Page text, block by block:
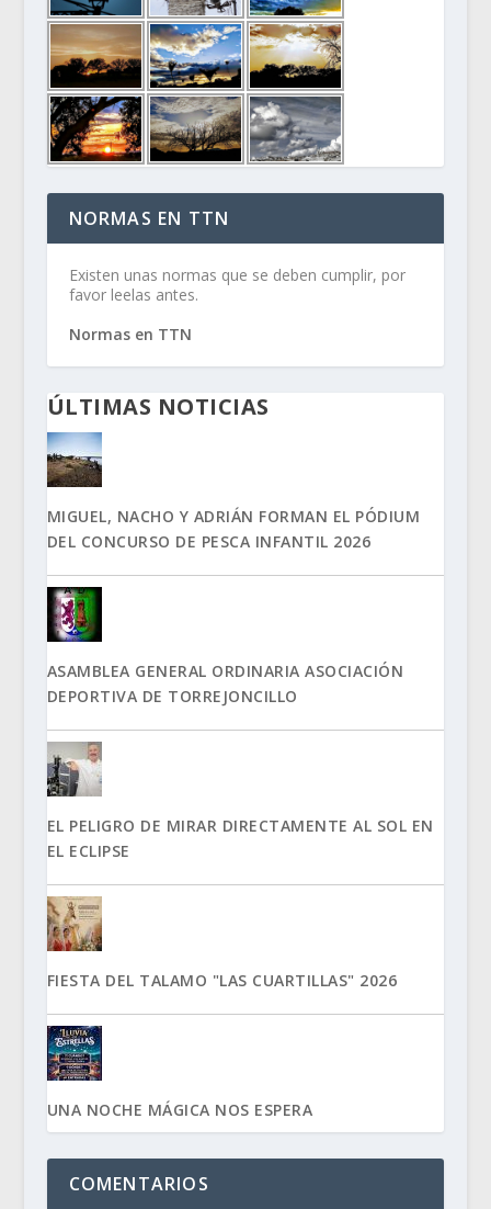
NORMAS EN TTN
Existen unas normas que se deben cumplir, por
favor leelas antes.
Normas en TTN
ÚLTIMAS NOTICIAS
MIGUEL, NACHO Y ADRIÁN FORMAN EL PÓDIUM
DEL CONCURSO DE PESCA INFANTIL 2026
ASAMBLEA GENERAL ORDINARIA ASOCIACIÓN
DEPORTIVA DE TORREJONCILLO
EL PELIGRO DE MIRAR DIRECTAMENTE AL SOL EN
EL ECLIPSE
FIESTA DEL TALAMO "LAS CUARTILLAS" 2026
UNA NOCHE MÁGICA NOS ESPERA
COMENTARIOS